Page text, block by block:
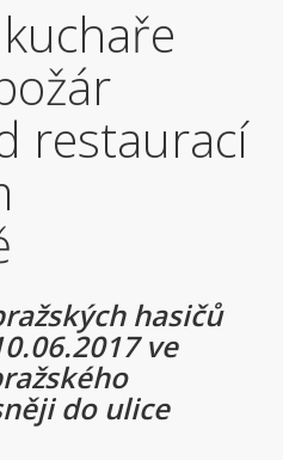
restaurací
hasičů
ve
do ulice